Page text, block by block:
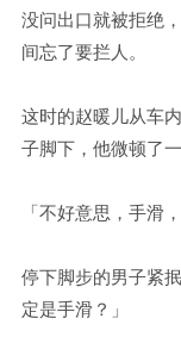
没问出口就被拒绝
间忘了要拦人。
这时的赵暖儿从车
子脚下，他微顿了一
「不好意思，手滑
停下脚步的男子紧
定是手滑？」